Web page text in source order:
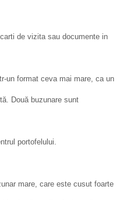
de vizita sau documente in
un format ceva mai mare, ca un
Două buzunare sunt
portofelului.
mare, care este cusut foarte